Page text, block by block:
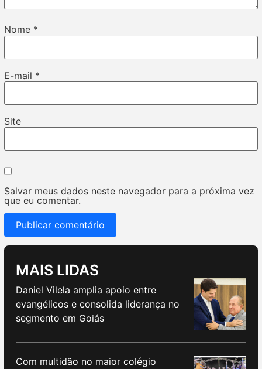
Nome *
E-mail *
Site
Salvar meus dados neste navegador para a próxima vez
que eu comentar.
MAIS LIDAS
Daniel Vilela amplia apoio entre
evangélicos e consolida liderança no
segmento em Goiás
Com multidão no maior colégio